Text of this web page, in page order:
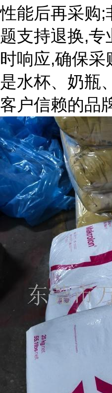
性能后再采购;
题支持退换,专
时响应,确保采
是水杯、奶瓶
客户信赖的品